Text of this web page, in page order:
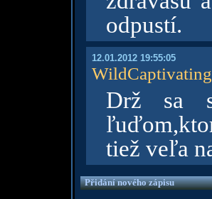
odpustí.
12.01.2012 19:55:05
Drž sa
tiež veľa
Přidání nového zápisu